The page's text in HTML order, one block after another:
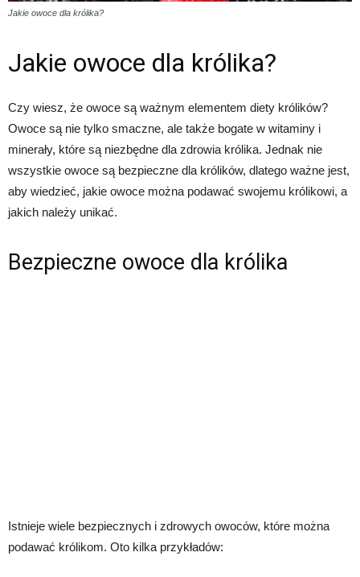
Jakie owoce dla królika?
Jakie owoce dla królika?
Czy wiesz, że owoce są ważnym elementem diety królików?
Owoce są nie tylko smaczne, ale także bogate w witaminy i
minerały, które są niezbędne dla zdrowia królika. Jednak nie
wszystkie owoce są bezpieczne dla królików, dlatego ważne jest,
aby wiedzieć, jakie owoce można podawać swojemu królikowi, a
jakich należy unikać.
Bezpieczne owoce dla królika
Istnieje wiele bezpiecznych i zdrowych owoców, które można
podawać królikom. Oto kilka przykładów: